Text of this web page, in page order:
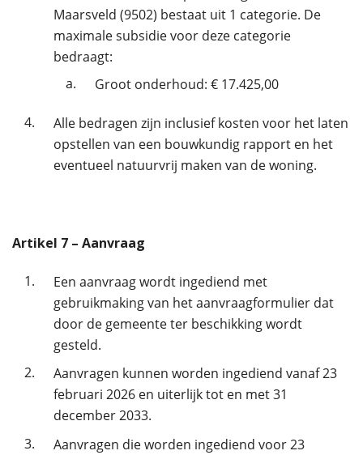
Maarsveld (9502) bestaat uit 1 categorie. De
maximale subsidie voor deze categorie
bedraagt:
a.
Groot onderhoud: € 17.425,00
4.
Alle bedragen zijn inclusief kosten voor het laten
opstellen van een bouwkundig rapport en het
eventueel natuurvrij maken van de woning.
Artikel 7 – Aanvraag
1.
Een aanvraag wordt ingediend met
gebruikmaking van het aanvraagformulier dat
door de gemeente ter beschikking wordt
gesteld.
2.
Aanvragen kunnen worden ingediend vanaf 23
februari 2026 en uiterlijk tot en met 31
december 2033.
3.
Aanvragen die worden ingediend voor 23